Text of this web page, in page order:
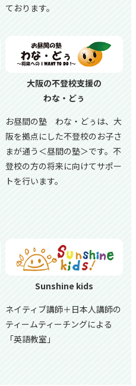
ております。
大阪の不登校支援の
わな・どぅ
お昼間の塾 わな・どぅは、大
阪を拠点にした不登校のお子さ
まが通う＜昼間の塾＞です。不
登校の方の将来に向けてサポー
トを行います。
Sunshine kids
ネイティブ講師＋日本人講師の
ティームティーチングによる
「英語教室」